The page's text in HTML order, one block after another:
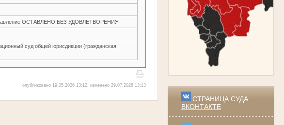
СТРАНИЦА СУДА
ВКОНТАКТЕ
ОСТАВЛЕНО БЕЗ УДОВЛЕТВОРЕНИЯ
суд общей юрисдикции (гражданская
опубликовано 19.05.2026 13:12, изменено 29.07.2026 13:13